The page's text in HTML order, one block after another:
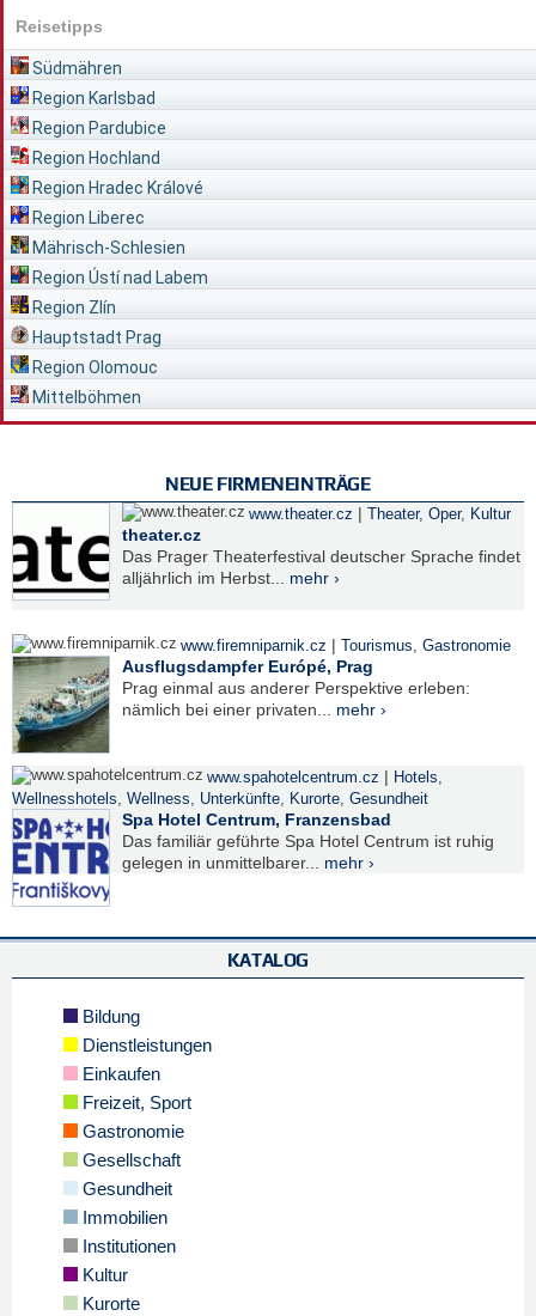
Reisetipps
Südmähren
Region Karlsbad
Region Pardubice
Region Hochland
Region Hradec Králové
Region Liberec
Mährisch-Schlesien
Region Ústí nad Labem
Region Zlín
Hauptstadt Prag
Region Olomouc
Mittelböhmen
NEUE FIRMENEINTRÄGE
www.theater.cz | Theater, Oper, Kultur
theater.cz
Das Prager Theaterfestival deutscher Sprache findet
alljährlich im Herbst... mehr ›
www.firemniparnik.cz | Tourismus, Gastronomie
Ausflugsdampfer Európé, Prag
Prag einmal aus anderer Perspektive erleben:
nämlich bei einer privaten... mehr ›
www.spahotelcentrum.cz | Hotels,
Wellnesshotels, Wellness, Unterkünfte, Kurorte, Gesundheit
Spa Hotel Centrum, Franzensbad
Das familiär geführte Spa Hotel Centrum ist ruhig
gelegen in unmittelbarer... mehr ›
KATALOG
Bildung
Dienstleistungen
Einkaufen
Freizeit, Sport
Gastronomie
Gesellschaft
Gesundheit
Immobilien
Institutionen
Kultur
Kurorte